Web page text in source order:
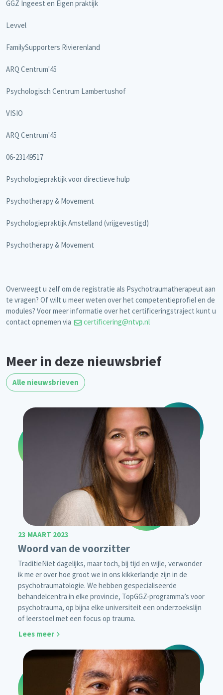
GGZ Ingeest en Eigen praktijk
Levvel
FamilySupporters Rivierenland
ARQ Centrum'45
Psychologisch Centrum Lambertushof
VISIO
ARQ Centrum'45
06-23149517
Psychologiepraktijk voor directieve hulp
Psychotherapy & Movement
Psychologiepraktijk Amstelland (vrijgevestigd)
Psychotherapy & Movement
Overweegt u zelf om de registratie als Psychotraumatherapeut aan
te vragen? Of wilt u meer weten over het competentieprofiel en de
modules? Voor meer informatie over het certificeringstraject kunt u
contact opnemen via
certificering@ntvp.nl
Meer in deze nieuwsbrief
Alle nieuwsbrieven
23 MAART 2023
Woord van de voorzitter
TraditieNiet dagelijks, maar toch, bij tijd en wijle, verwonder
ik me er over hoe groot we in ons kikkerlandje zijn in de
psychotraumatologie. We hebben gespecialiseerde
behandelcentra in elke provincie, TopGGZ-programma’s voor
psychotrauma, op bijna elke universiteit een onderzoekslijn
of leerstoel met een focus op trauma.
Lees meer